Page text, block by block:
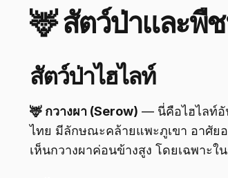
🦌 สัตว์ป่าและพื
สัตว์ป่าไฮไลท์
🦌 กวางผา (Serow) — นี่คือไฮไลท์อั
ไทย มีลักษณะคล้ายแพะภูเขา อาศัย
เห็นกวางผาค่อนข้างสูง โดยเฉพาะใ